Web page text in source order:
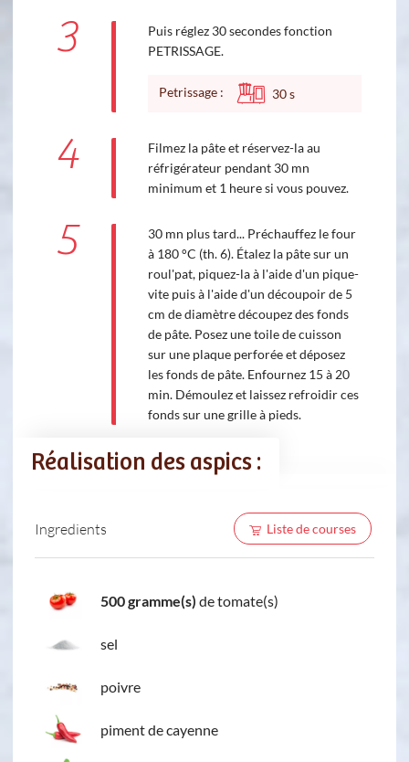
3
Puis réglez 30 secondes fonction
PETRISSAGE.
Petrissage : 30s
4
Filmez la pâte et réservez-la au
réfrigérateur pendant 30 mn
minimum et 1 heure si vous pouvez.
5
30 mn plus tard... Préchauffez le four
à 180 °C (th. 6). Étalez la pâte sur un
roul'pat, piquez-la à l'aide d'un pique-
vite puis à l'aide d'un découpoir de 5
cm de diamètre découpez des fonds
de pâte. Posez une toile de cuisson
sur une plaque perforée et déposez
les fonds de pâte. Enfournez 15 à 20
min. Démoulez et laissez refroidir ces
fonds sur une grille à pieds.
Réalisation des aspics :
Ingredients Liste de courses
500 gramme(s) de tomate(s)
sel
poivre
piment de cayenne